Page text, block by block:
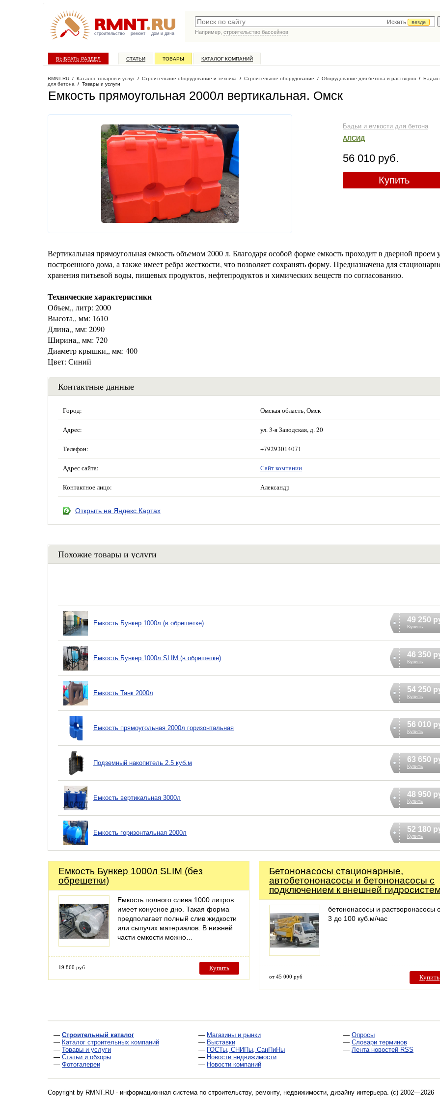
строительство ремонт дом и дача
Искать
везде
Например, строительство бассейнов
ВЫБРАТЬ РАЗДЕЛ СТАТЬИ ТОВАРЫ КАТАЛОГ КОМПАНИЙ
RMNT.RU / Каталог товаров и услуг / Строительное оборудование и техника / Строительное оборудование / Оборудование для бетона и растворов / Бадьи
для бетона / Товары и услуги
Емкость прямоугольная 2000л вертикальная. Омск
Бадьи и емкости для бетона
АЛСИД
56 010 руб.
Купить
Вертикальная прямоугольная емкость объемом 2000 л. Благодаря особой форме емкость проходит в дверной проем
построенного дома, а также имеет ребра жесткости, что позволяет сохранять форму. Предназначена для
хранения питьевой воды, пищевых продуктов, нефтепродуктов и химических веществ по согласованию.
Технические характеристики
Объем,, литр: 2000
Высота,, мм: 1610
Длина,, мм: 2090
Ширина,, мм: 720
Диаметр крышки,, мм: 400
Цвет: Синий
Контактные данные
Город: Омская область, Омск
Адрес: ул. 3-я Заводская, д. 20
Телефон: +79293014071
Адрес сайта: Сайт компании
Контактное лицо: Александр
Открыть на Яндекс.Картах
Похожие товары и услуги
Емкость Бункер 1000л (в обрешетке) 49 250
Купить
Емкость Бункер 1000л SLIM (в обрешетке) 46 350
Купить
Емкость Танк 2000л 54 250
Купить
Емкость прямоугольная 2000л горизонтальная 56 010
Купить
Подземный накопитель 2.5 куб.м 63 650
Купить
Емкость вертикальная 3000л 48 950
Купить
Емкость горизонтальная 2000л 52 180
Купить
Емкость Бункер 1000л SLIM (без
обрешетки)
Емкость полного слива 1000 литров
имеет конусное дно. Такая форма
предполагает полный слив жидкости
или сыпучих материалов. В нижней
части емкости можно…
19 860 руб Купить
Бетононасосы стационарные,
автобетононасосы и бетононасосы с
подключением к внешней
бетононасосы и растворонасосы
3 до 100 куб.м/час
от 45 000 руб Купить
— Строительный каталог
— Каталог строительных компаний
— Товары и услуги
— Статьи и обзоры
— Фотогалереи
— Магазины и рынки
— Выставки
— ГОСТы, СНИПы, СанПиНы
— Новости недвижимости
— Новости компаний
— Опросы
— Словари терминов
— Лента новостей RSS
Copyright by RMNT.RU - информационная система по строительству, ремонту, недвижимости, дизайну интерьера. (c) 2002—2026